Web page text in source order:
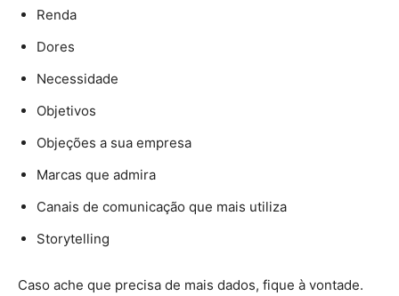
Renda
Dores
Necessidade
Objetivos
Objeções a sua empresa
Marcas que admira
Canais de comunicação que mais utiliza
Storytelling
Caso ache que precisa de mais dados, fique à vontade.